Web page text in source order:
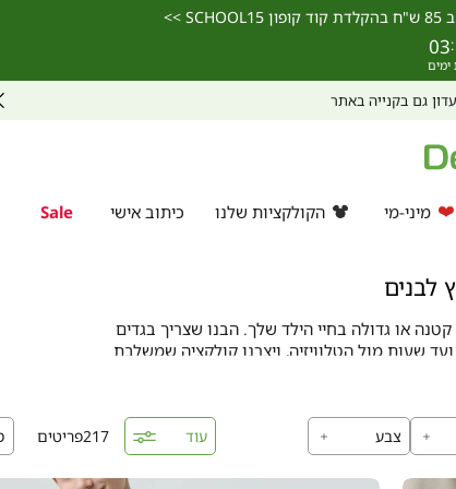
03:
קארד גם באתר >>
מיני-מי הקולקציות שלנו כיתוב אישי Sale
לבנים
או גדולה בחיי הילד שלך. הבנו שצריך בגדים
שעות מול הטלוויזיה, ויצרנו קולקציה שמשלבת
ותוכנן בקפידה כדי לעמוד בסטנדרטים הגבוהים
בכל רגע
של הבנים - עם בדים רכים ונעימים כמו כותנה
משחק ופעילות, עם תשומת לב מיוחדת לאזורי
צבע עוד 217פריטים